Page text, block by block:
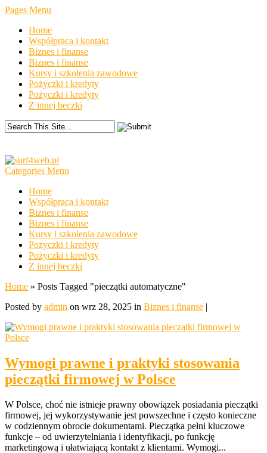
Pages Menu
Home
Współpraca i kontakt
Biznes i finanse
Biznes i finanse
Kursy i szkolenia zawodowe
Pożyczki i kredyty
Pożyczki i kredyty
Z innej beczki
Categories Menu
Home
Współpraca i kontakt
Biznes i finanse
Biznes i finanse
Kursy i szkolenia zawodowe
Pożyczki i kredyty
Pożyczki i kredyty
Z innej beczki
Home » Posts Tagged "pieczątki automatyczne"
Posted by admin on wrz 28, 2025 in Biznes i finanse |
Wymogi prawne i praktyki stosowania
pieczątki firmowej w Polsce
W Polsce, choć nie istnieje prawny obowiązek posiadania pieczątki
firmowej, jej wykorzystywanie jest powszechne i często konieczne
w codziennym obrocie dokumentami. Pieczątka pełni kluczowe
funkcje – od uwierzytelniania i identyfikacji, po funkcję
marketingową i ułatwiającą kontakt z klientami. Wymogi...